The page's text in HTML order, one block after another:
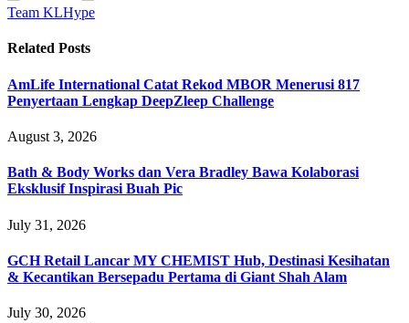
Team KLHype
Related Posts
AmLife International Catat Rekod MBOR Menerusi 817
Penyertaan Lengkap DeepZleep Challenge
August 3, 2026
Bath & Body Works dan Vera Bradley Bawa Kolaborasi
Eksklusif Inspirasi Buah Pic
July 31, 2026
GCH Retail Lancar MY CHEMIST Hub, Destinasi Kesihatan
& Kecantikan Bersepadu Pertama di Giant Shah Alam
July 30, 2026